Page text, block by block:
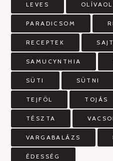
LEVES
PARADICSOM
RECEPTEK SAJT
SAMUCYNTHIA
SÜTI SÜTNI
TEJFÖL TOJÁS
TÉSZTA
VARGABALÁZS
ÉDESSÉG